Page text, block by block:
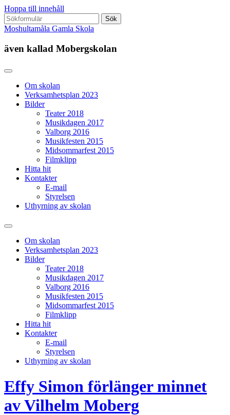
Hoppa till innehåll
Sök
efter:
Moshultamåla Gamla Skola
även kallad Mobergskolan
Om skolan
Verksamhetsplan 2023
Bilder
Teater 2018
Musikdagen 2017
Valborg 2016
Musikfesten 2015
Midsommarfest 2015
Filmklipp
Hitta hit
Kontakter
E-mail
Styrelsen
Uthyrning av skolan
Slå
sökfältOm skolan
Verksamhetsplan 2023
Bilder
Teater 2018
Musikdagen 2017
Valborg 2016
Musikfesten 2015
Midsommarfest 2015
Filmklipp
Hitta hit
Kontakter
E-mail
Styrelsen
Uthyrning av skolan
Effy Simon förlänger minnet
av Vilhelm Moberg